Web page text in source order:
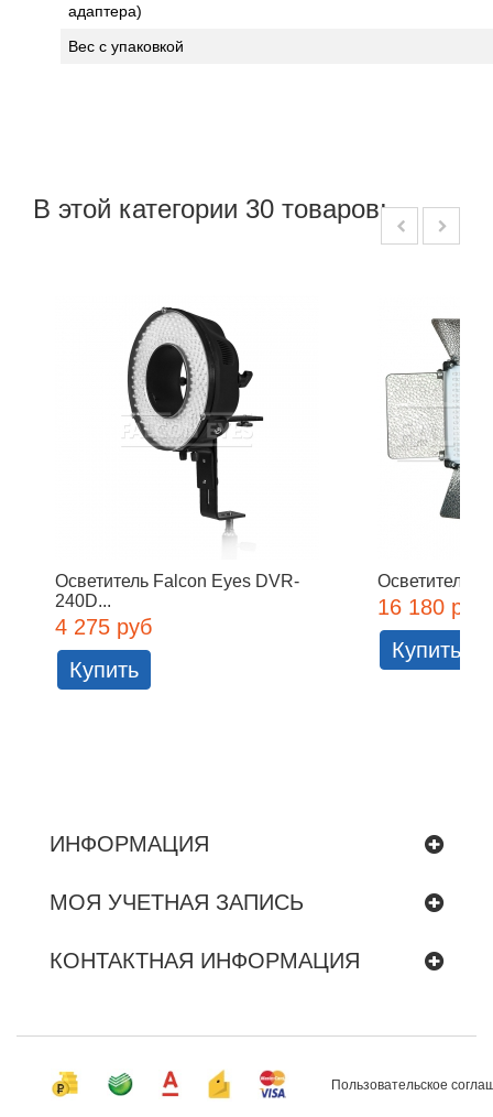
адаптера)
Вес с упаковкой
В этой категории 30 товаров:
Осветитель Falcon Eyes DVR-
240D...
4 275 руб
Купить
Осветитель
16 180 руб
Купить
ИНФОРМАЦИЯ
МОЯ УЧЕТНАЯ ЗАПИСЬ
КОНТАКТНАЯ ИНФОРМАЦИЯ
Пользовательское